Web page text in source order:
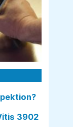
3902